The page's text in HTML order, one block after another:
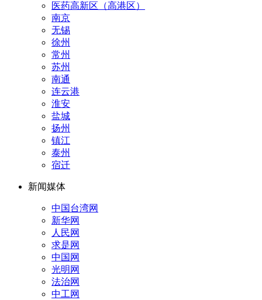
医药高新区（高港区）
南京
无锡
徐州
常州
苏州
南通
连云港
淮安
盐城
扬州
镇江
泰州
宿迁
新闻媒体
中国台湾网
新华网
人民网
求是网
中国网
光明网
法治网
中工网